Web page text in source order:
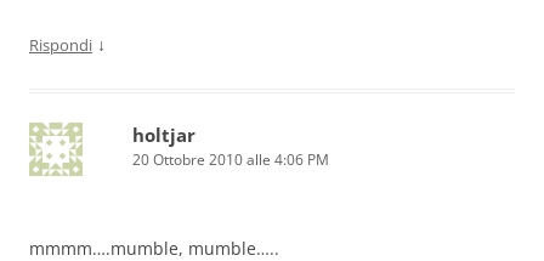
Rispondi ↓
holtjar
20 Ottobre 2010 alle 4:06 PM
mmmm….mumble, mumble…..